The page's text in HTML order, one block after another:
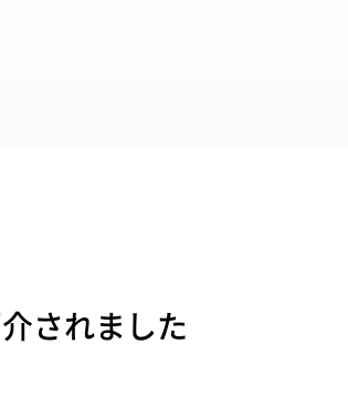
されました